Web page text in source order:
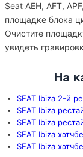
Seat AEH, AFT,
площадке блока
Очистите
увидеть
На
SEAT Ibiza 2-й
SEAT Ibiza
SEAT Ibiza
SEAT Ibiza
SEAT Ibiza